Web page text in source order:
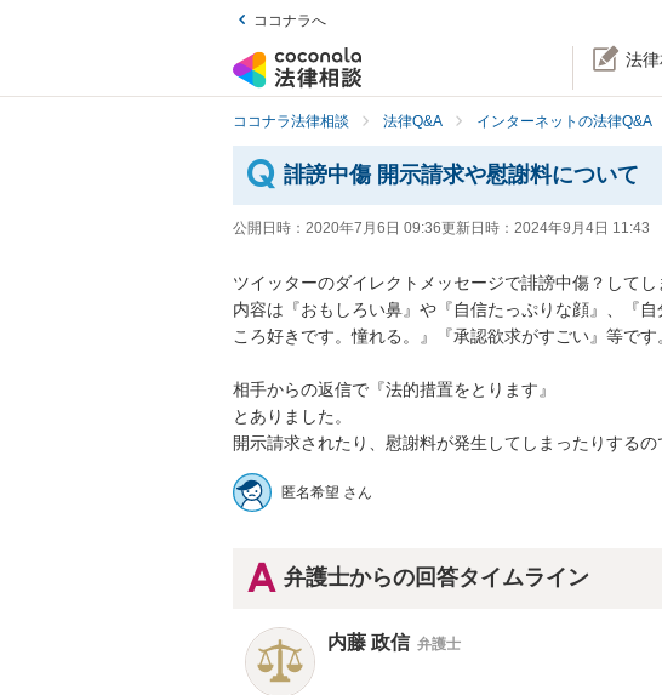
ココナラへ
法
ココナラ法律相談 法律Q&A インターネットの法律Q&A
誹謗中傷 開示請求や慰謝料について
公開日時： 2020年7月6日 09:36更新日時： 2024年9月4日 11:43
ツイッターのダイレクトメッセージで誹謗中傷？してし
内容は『おもしろい鼻』や『自信たっぷりな顔』、『
ころ好きです。憧れる。』『承認欲求がすごい』等です
相手からの返信で『法的措置をとります』
とありました。
開示請求されたり、慰謝料が発生してしまったりするの
匿名希望 さん
弁護士からの回答タイムライン
内藤 政信 弁護士